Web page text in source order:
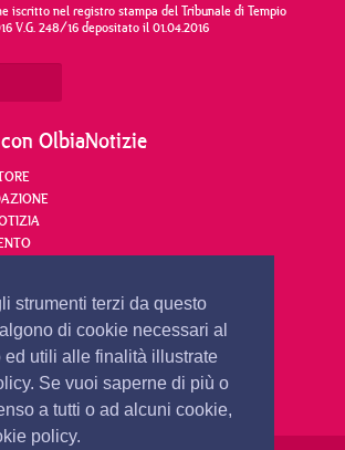
strumenti terzi da questo
di cookie necessari al
ed utili alle finalità illustrate
Se vuoi saperne di più o
a tutti o ad alcuni cookie,
policy.
iscritto nel registro stampa del Tribunale di Tempio
V.G. 248/16 depositato il 01.04.2016
OlbiaNotizie